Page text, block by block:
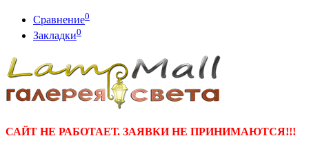
Сравнение0
Закладки0
САЙТ НЕ РАБОТАЕТ. ЗАЯВКИ НЕ ПРИНИМАЮТСЯ!!!